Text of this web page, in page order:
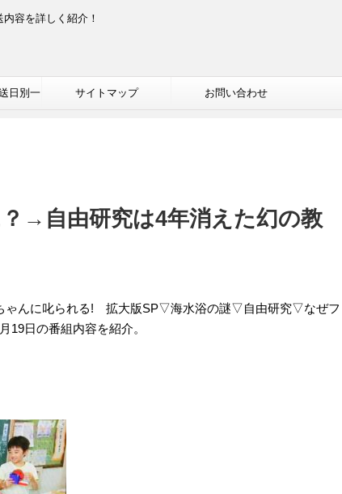
容を詳しく紹介！
日別一 サイトマップ お問い合わせ
→自由研究は4年消えた幻の教
ゃんに叱られる! 拡大版SP▽海水浴の謎▽自由研究▽なぜフ
19日の番組内容を紹介。